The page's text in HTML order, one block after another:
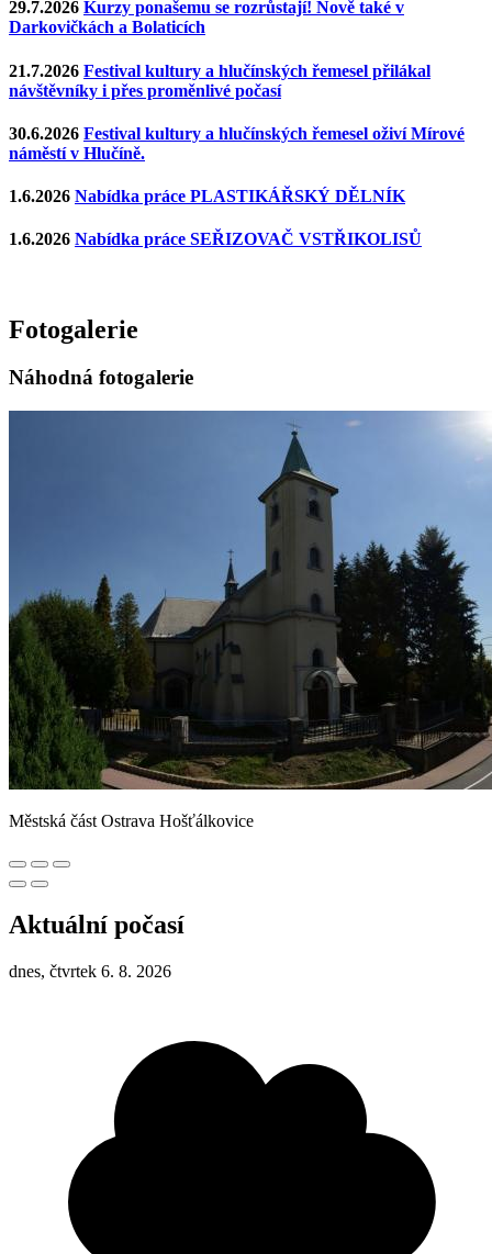
29.7.2026 Kurzy ponašemu se rozrůstají! Nově také v
Darkovičkách a Bolaticích
21.7.2026 Festival kultury a hlučínských řemesel přilákal
návštěvníky i přes proměnlivé počasí
30.6.2026 Festival kultury a hlučínských řemesel oživí Mírové
náměstí v Hlučíně.
1.6.2026 Nabídka práce PLASTIKÁŘSKÝ DĚLNÍK
1.6.2026 Nabídka práce SEŘIZOVAČ VSTŘIKOLISŮ
Fotogalerie
Náhodná fotogalerie
Městská část Ostrava Hošťálkovice
Aktuální počasí
dnes, čtvrtek 6. 8. 2026